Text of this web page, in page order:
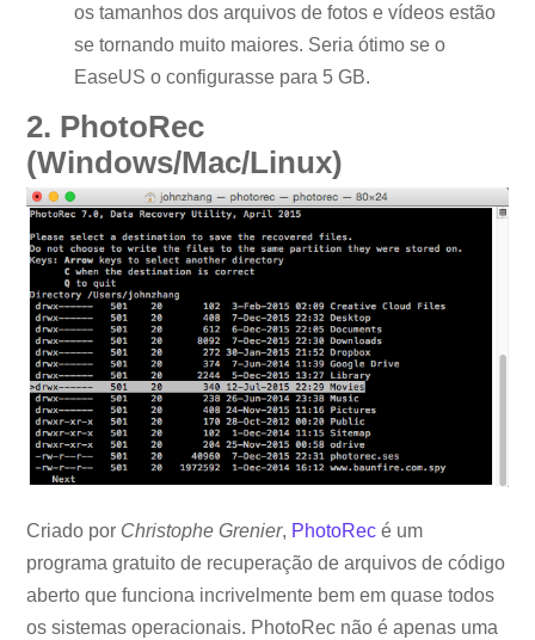
os tamanhos dos arquivos de fotos e vídeos estão
se tornando muito maiores. Seria ótimo se o
EaseUS o configurasse para 5 GB.
2. PhotoRec
(Windows/Mac/Linux)
Criado por Christophe Grenier, PhotoRec é um
programa gratuito de recuperação de arquivos de código
aberto que funciona incrivelmente bem em quase todos
os sistemas operacionais. PhotoRec não é apenas uma